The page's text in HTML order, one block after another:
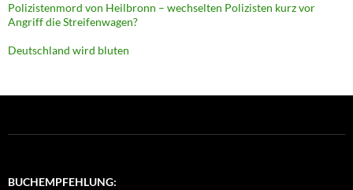
Polizistenmord von Heilbronn – wechselten Polizisten kurz vor
Angriff die Streifenwagen?
Deutschland wird bluten
BUCHEMPFEHLUNG: